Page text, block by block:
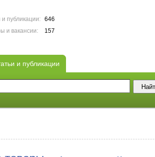
и публикации:
646
и вакансии:
157
и публикации